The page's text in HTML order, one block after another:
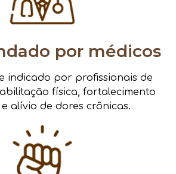
por médicos
indicado por profissionais de
física, fortalecimento
alívio de dores crônicas.